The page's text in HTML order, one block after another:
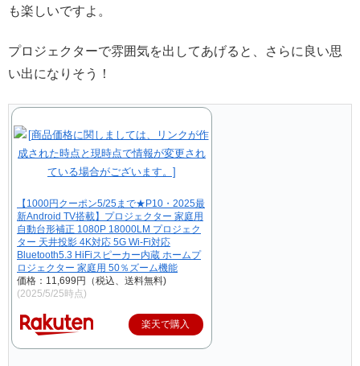
も楽しいですよ。
プロジェクターで雰囲気を出してあげると、さらに良い思
い出になりそう！
【1000円クーポン5/25まで★P10・2025最
新Android TV搭載】プロジェクター 家庭用
自動台形補正 1080P 18000LM プロジェク
ター 天井投影 4K対応 5G Wi-Fi対応
Bluetooth5.3 HiFiスピーカー内蔵 ホームプ
ロジェクター 家庭用 50％ズーム機能
価格：11,699円（税込、送料無料)
(2025/5/25時点)
楽天で購入